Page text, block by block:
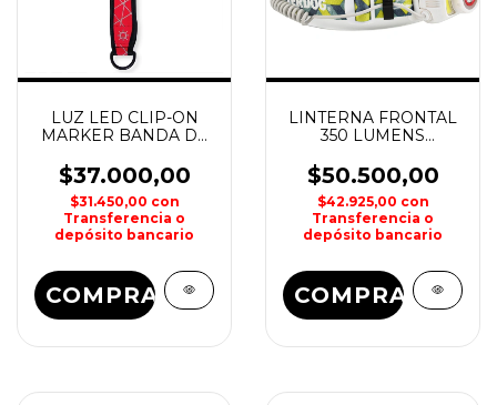
LUZ LED CLIP-ON
MARKER BANDA DE
NITEIZE
$37.000,00
$31.450,00 con
Transferencia o
depósito bancario
LINTERNA FRONTAL
350 LUMENS
$50.500,00
$42.925,00 con
Transferencia o
depósito bancario
COMPRAR